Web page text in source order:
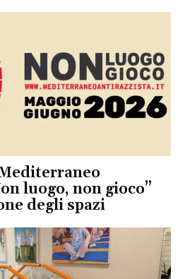
luogo, non gioco”
degli spazi